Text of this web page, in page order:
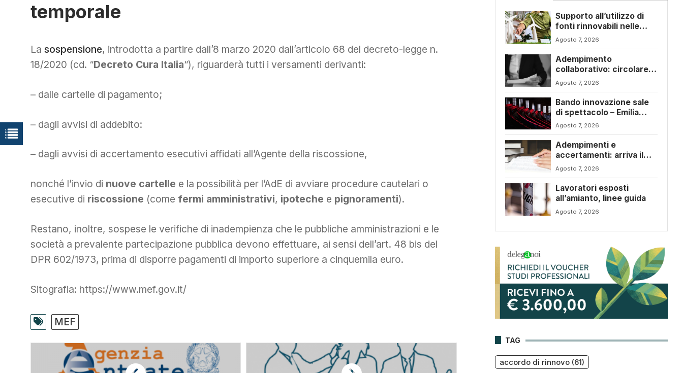
temporale
La sospensione, introdotta a partire dall’8 marzo 2020 dall’articolo 68 del decreto-legge n.
18/2020 (cd. “Decreto Cura Italia“), riguarderà tutti i versamenti derivanti:
– dalle cartelle di pagamento;
– dagli avvisi di addebito:
– dagli avvisi di accertamento esecutivi affidati all’Agente della riscossione,
nonché l’invio di nuove cartelle e la possibilità per l’AdE di avviare procedure cautelari o
esecutive di riscossione (come fermi amministrativi, ipoteche e pignoramenti).
Restano, inoltre, sospese le verifiche di inadempienza che le pubbliche amministrazioni e le
società a prevalente partecipazione pubblica devono effettuare, ai sensi dell’art. 48 bis del
DPR 602/1973, prima di disporre pagamenti di importo superiore a cinquemila euro.
Sitografia: https://www.mef.gov.it/
MEF
Supporto all’utilizzo di
fonti rinnovabili nelle
imprese – Emilia Romagna
Agosto 7, 2026
Adempimento
collaborativo: circolare
6/E con ogni novità della
Agosto 7, 2026
Bando innovazione sale
di spettacolo – Emilia
Romagna
Agosto 7, 2026
Adempimenti e
accertamenti: arriva il
nuovo Testo Unico
fiscale
Agosto 7, 2026
Lavoratori esposti
all’amianto, linee guida
Agosto 7, 2026
TAG
accordo di rinnovo(61)